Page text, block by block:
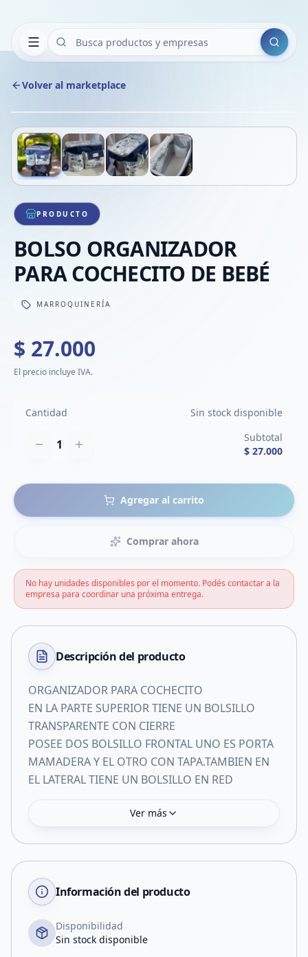
Buscar
Volver al marketplace
1/4
PRODUCTO
BOLSO ORGANIZADOR
PARA COCHECITO DE BEBÉ
MARROQUINERÍA
$ 27.000
El precio incluye IVA.
Cantidad Sin stock disponible
1
Subtotal
$ 27.000
Agregar al carrito
Comprar ahora
No hay unidades disponibles por el momento. Podés contactar a la
empresa para coordinar una próxima entrega.
Descripción del producto
ORGANIZADOR PARA COCHECITO
EN LA PARTE SUPERIOR TIENE UN BOLSILLO
TRANSPARENTE CON CIERRE
POSEE DOS BOLSILLO FRONTAL UNO ES PORTA
MAMADERA Y EL OTRO CON TAPA.TAMBIEN EN
EL LATERAL TIENE UN BOLSILLO EN RED
Ver más
Información del producto
Disponibilidad
Sin stock disponible